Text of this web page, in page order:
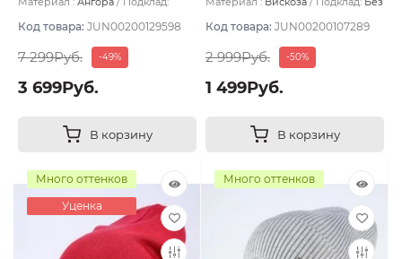
Код товара: JUN00200129598
7 299Руб. -49%
3 699Руб.
В корзину
Код товара: JUN00200107289
2 999Руб. -50%
1 499Руб.
В корзину
Много оттенков
Уценка
Много оттенков